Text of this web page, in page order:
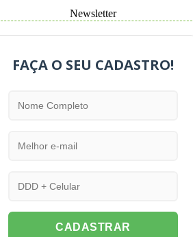
Newsletter
FAÇA O SEU CADASTRO!
CADASTRAR